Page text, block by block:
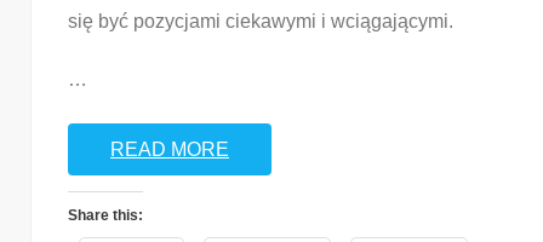
się być pozycjami ciekawymi i wciągającymi.
…
READ MORE
Share this: